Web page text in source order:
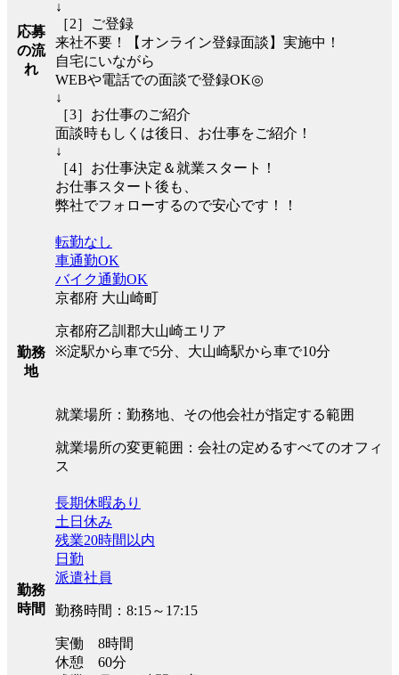
応募
の流
れ
↓
［2］ご登録
来社不要！【オンライン登録面談】実施中！
自宅にいながら
WEBや電話での面談で登録OK◎
↓
［3］お仕事のご紹介
面談時もしくは後日、お仕事をご紹介！
↓
［4］お仕事決定＆就業スタート！
お仕事スタート後も、
弊社でフォローするので安心です！！
勤務
地
転勤なし
車通勤OK
バイク通勤OK
京都府 大山崎町
京都府乙訓郡大山崎エリア
※淀駅から車で5分、大山崎駅から車で10分
就業場所：勤務地、その他会社が指定する範囲
就業場所の変更範囲：会社の定めるすべてのオフィ
ス
勤務
時間
長期休暇あり
土日休み
残業20時間以内
日勤
派遣社員
勤務時間：8:15～17:15
実働 8時間
休憩 60分